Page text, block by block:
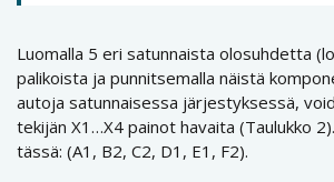
Luomalla 5 eri satunnaista olosuhdetta
palikoista ja punnitsemalla näistä
autoja satunnaisessa järjestyksessä,
tekijän X1…X4 painot havaita (Taulukko
tässä: (A1, B2, C2, D1, E1, F2).